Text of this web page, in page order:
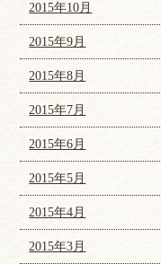
2015年10月
2015年9月
2015年8月
2015年7月
2015年6月
2015年5月
2015年4月
2015年3月